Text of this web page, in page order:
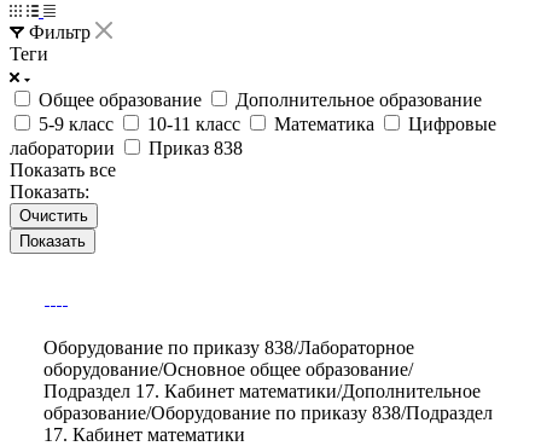
Фильтр
Теги
Общее образование
Дополнительное образование
5-9 класс
10-11 класс Математика
Цифровые
лаборатории
Приказ 838
Показать все
Показать:
Очистить
Оборудование по приказу 838/Лабораторное
оборудование/Основное общее образование/
Подраздел 17. Кабинет математики/Дополнительное
образование/Оборудование по приказу 838/Подраздел
17. Кабинет математики